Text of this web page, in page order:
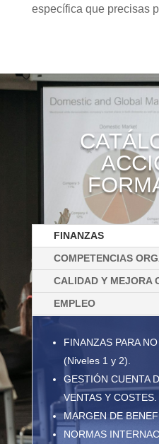
específica que precisas
FINANZAS
COMPETENCIAS
CALIDAD Y MEJORA
EMPLEO
FINANZAS PARA
(Niveles 1 y 2).
GESTIÓN CUENTA
VENTAS Y COSTES.
MARGEN DE
NORMAS